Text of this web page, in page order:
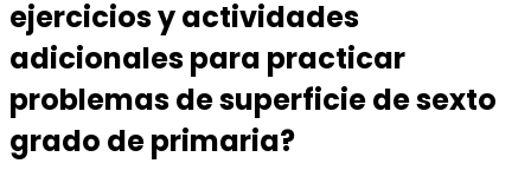
ejercicios y actividades
adicionales para practicar
problemas de superficie de sexto
grado de primaria?